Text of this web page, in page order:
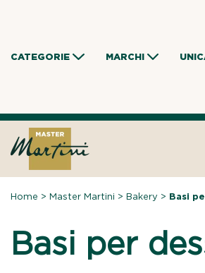
CATEGORIE MARCHI
Home >Master Martini >Bakery > Basi
Basi per